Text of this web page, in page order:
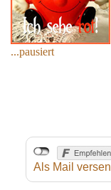
...pausiert
Als Mail